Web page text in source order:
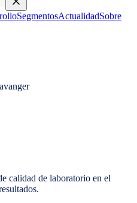
SegmentosActualidadSobre
calidad de laboratorio en el